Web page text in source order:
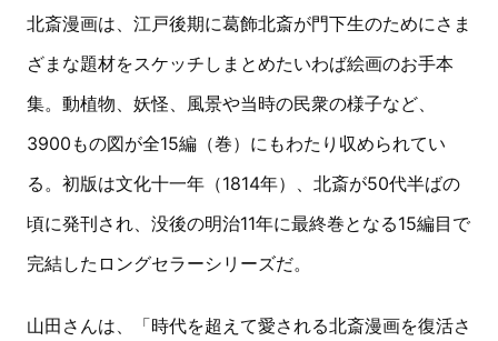
北斎漫画は、江戸後期に葛飾北斎が門下生のためにさま
ざまな題材をスケッチしまとめたいわば絵画のお手本
集。動植物、妖怪、風景や当時の民衆の様子など、
3900もの図が全15編（巻）にもわたり収められてい
る。初版は文化十一年（1814年）、北斎が50代半ばの
頃に発刊され、没後の明治11年に最終巻となる15編目で
完結したロングセラーシリーズだ。
山田さんは、「時代を超えて愛される北斎漫画を復活さ